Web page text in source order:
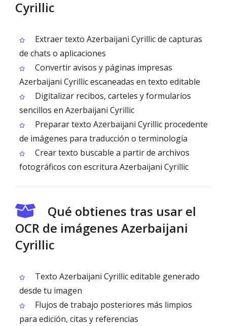
Cyrillic
Extraer texto Azerbaijani Cyrillic de capturas
de chats o aplicaciones
Convertir avisos y páginas impresas
Azerbaijani Cyrillic escaneadas en texto editable
Digitalizar recibos, carteles y formularios
sencillos en Azerbaijani Cyrillic
Preparar texto Azerbaijani Cyrillic procedente
de imágenes para traducción o terminología
Crear texto buscable a partir de archivos
fotográficos con escritura Azerbaijani Cyrillic
Qué obtienes tras usar el
OCR de imágenes Azerbaijani
Cyrillic
Texto Azerbaijani Cyrillic editable generado
desde tu imagen
Flujos de trabajo posteriores más limpios
para edición, citas y referencias